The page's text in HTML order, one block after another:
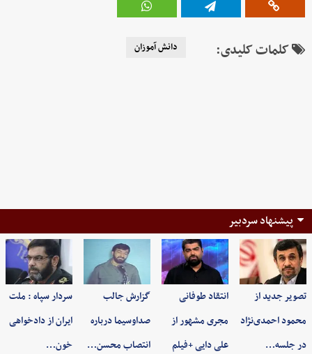
کلمات کلیدی: دانش آموزان
پیشنهاد سردبیر
تصویر جدید از
محمود احمدی‌نژاد
در جلسه…
انتقاد طوفانی
مجری مشهور از
علی دایی +فیلم
گزارش جالب
صداوسیما درباره
انتصاب محسن…
سردار سپاه : ملت
ایران از دادخواهی
خون…